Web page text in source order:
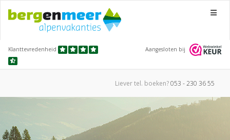
Menu
Klanttevredenheid Aangesloten bij
Liever tel. boeken?053 - 230 36 55